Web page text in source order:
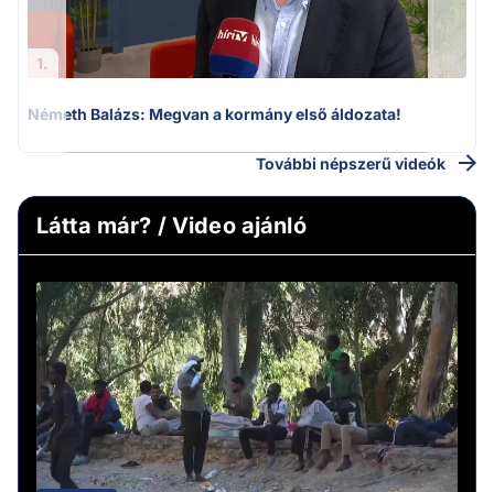
1.
Németh Balázs: Megvan a kormány első áldozata!
További népszerű videók
Látta már? / Video ajánló